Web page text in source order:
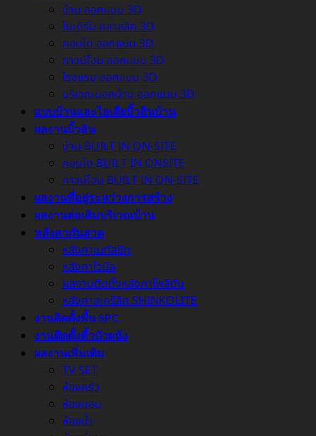
บ้าน ออกแบบ 3D
โมเดิร์น คลาสสิค 3D
คอนโด ออกแบบ 3D
ทาวน์โฮม ออกแบบ 3D
โรงแรม ออกแบบ 3D
บริเวณนอกบ้าน ออกแบบ 3D
แบบบ้านและไอเดียบิ้วอินบ้าน
ผลงานบิ้วอิน
บ้าน BUILT IN ON-SITE
คอนโด BUILT IN ONSITE
ทาวน์โฮม BUILT IN ON-SITE
ผลงานที่อยู่ระหว่างการสร้าง
ผลงานต่อเติมบริเวณบ้าน
หลังคากันสาด
หลังคาเมทัลชีท
หลังคาไวนิล
ผลงานติดตั้งหลังคาโพลิตัน
หลังคาอะครีลิค SHINKOLITE
งานติดตั้งพื้น SPC
งานติดตั้งคิ้วบัวผนัง
ผลงานเพิ่มเติม
TV SET
ห้องครัว
ห้องนอน
ห้องน้ำ